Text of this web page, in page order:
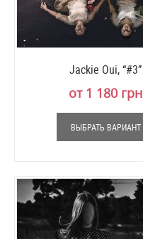
Jackie Oui, “#3”
от 1 180 грн
ВЫБРАТЬ ВАРИАНТ